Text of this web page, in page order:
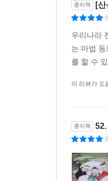
종이책 [
우리나라
는 마법
를 할 수
이 리뷰가 도
종이책